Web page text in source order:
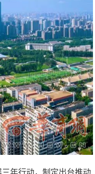
年行动，制定出台推动